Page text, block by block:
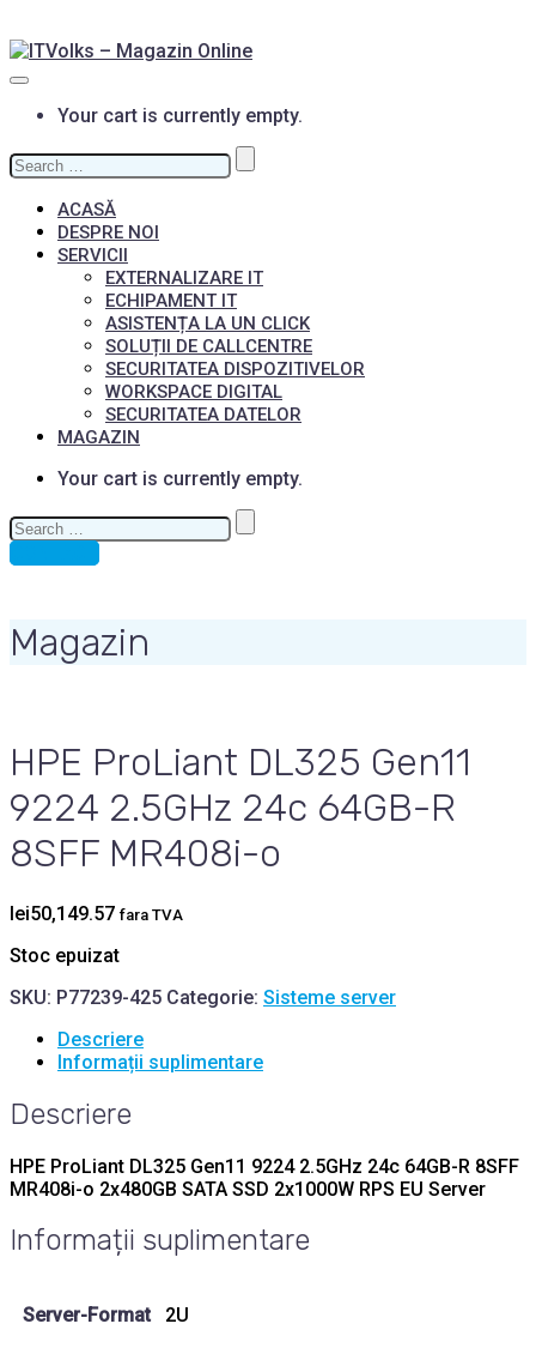
Your cart is currently empty.
Search
for:
ACASĂ
DESPRE NOI
SERVICII
EXTERNALIZARE IT
ECHIPAMENT IT
ASISTENȚA LA UN CLICK
SOLUȚII DE CALLCENTRE
SECURITATEA DISPOZITIVELOR
WORKSPACE DIGITAL
SECURITATEA DATELOR
MAGAZIN
Your cart is currently empty.
Search
for:
Magazin
HPE ProLiant DL325 Gen11
9224 2.5GHz 24c 64GB-R
8SFF MR408i-o
lei50,149.57 fara TVA
Stoc epuizat
SKU: P77239-425 Categorie: Sisteme server
Descriere
Informații suplimentare
Descriere
HPE ProLiant DL325 Gen11 9224 2.5GHz 24c 64GB-R 8SFF
MR408i-o 2x480GB SATA SSD 2x1000W RPS EU Server
Informații suplimentare
Server-Format 2U